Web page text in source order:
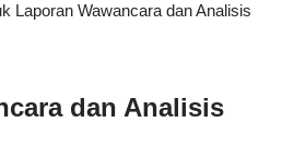
Laporan Wawancara dan Analisis
dan Analisis